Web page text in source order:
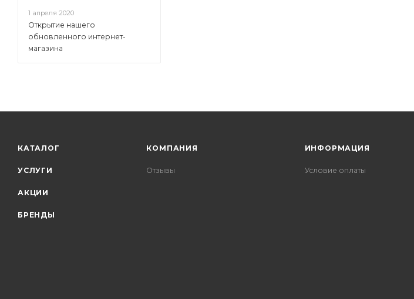
1 апреля 2020
Открытие нашего
обновленного интернет-
магазина
КАТАЛОГ
УСЛУГИ
АКЦИИ
БРЕНДЫ
КОМПАНИЯ
Отзывы
ИНФОРМАЦИЯ
Условие оплаты